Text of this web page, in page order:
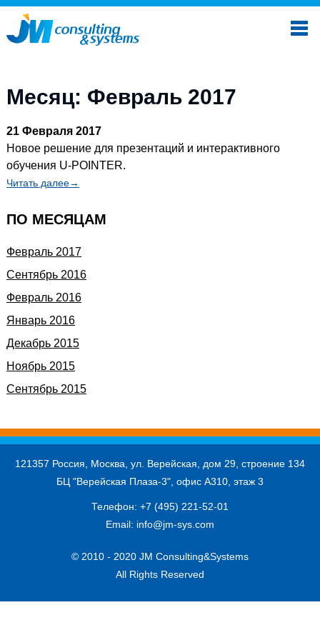
Месяц: Февраль 2017
21 Февраля 2017
Новое решение для презентаций и интерактивного
обучения U-POINTER.
Читать далее→
ПО МЕСЯЦАМ
Февраль 2017
Сентябрь 2016
Февраль 2016
Январь 2016
Декабрь 2015
Ноябрь 2015
Сентябрь 2015
121357 Россия, Москва, ул. Верейская, дом 29, строение 134
БЦ "Верейская Плаза-3", офис А310, этаж 3
Телефон: +7 (495) 221-52-01
Email: info@jm-sys.com
© 2010 - 2020 JM Consulting&Systems
All Rights Reserved